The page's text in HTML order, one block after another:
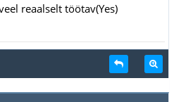
reaalselt töötav(Yes)